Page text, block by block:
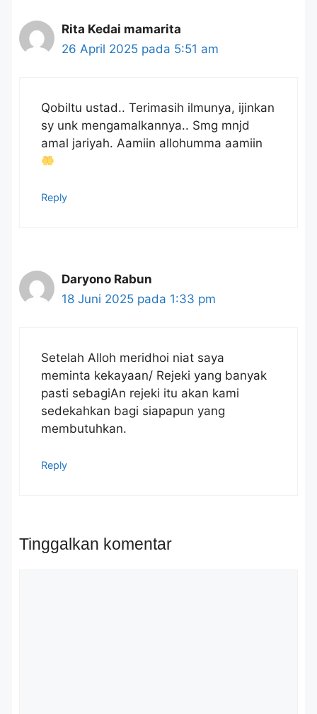
Rita Kedai mamarita
26 April 2025 pada 5:51 am
Qobiltu ustad.. Terimasih ilmunya, ijinkan
sy unk mengamalkannya.. Smg mnjd
amal jariyah. Aamiin allohumma aamiin
Reply
Daryono Rabun
18 Juni 2025 pada 1:33 pm
Setelah Alloh meridhoi niat saya
meminta kekayaan/ Rejeki yang banyak
pasti sebagiAn rejeki itu akan kami
sedekahkan bagi siapapun yang
membutuhkan.
Reply
Tinggalkan komentar